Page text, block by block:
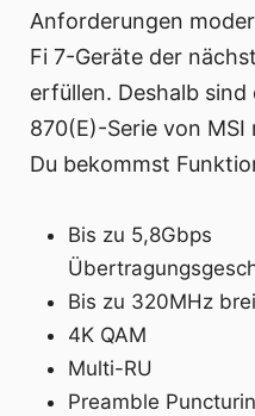
Anforderungen
Fi 7-Geräte der
erfüllen. Deshalb
870(E)-Serie von
Du bekommst
Bis zu 5,8Gbps
Bis zu 320MHz
4K QAM
Multi-RU
Preamble